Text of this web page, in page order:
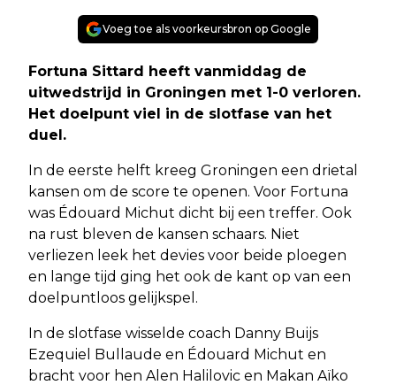
Voeg toe als voorkeursbron op Google
Fortuna Sittard heeft vanmiddag de
uitwedstrijd in Groningen met 1-0 verloren.
Het doelpunt viel in de slotfase van het
duel.
In de eerste helft kreeg Groningen een drietal
kansen om de score te openen. Voor Fortuna
was Édouard Michut dicht bij een treffer. Ook
na rust bleven de kansen schaars. Niet
verliezen leek het devies voor beide ploegen
en lange tijd ging het ook de kant op van een
doelpuntloos gelijkspel.
In de slotfase wisselde coach Danny Buijs
Ezequiel Bullaude en Édouard Michut en
bracht voor hen Alen Halilovic en Makan Aïko